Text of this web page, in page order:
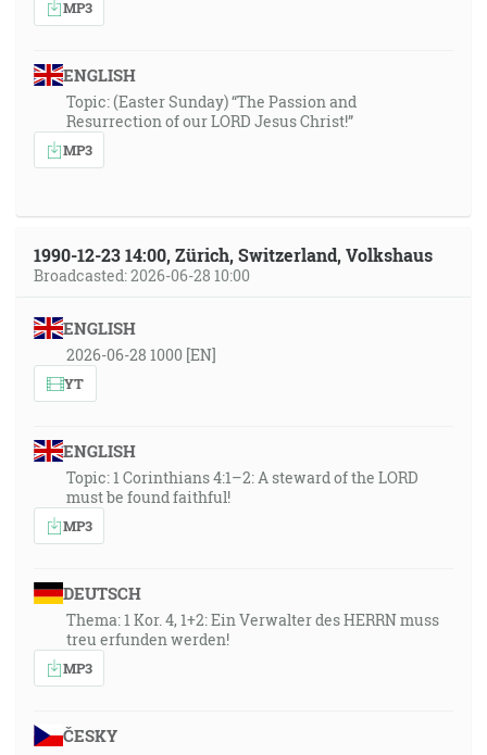
MP3
ENGLISH
Topic: (Easter Sunday) “The Passion and
Resurrection of our LORD Jesus Christ!”
MP3
1990-12-23 14:00, Zürich, Switzerland, Volkshaus
Broadcasted: 2026-06-28 10:00
ENGLISH
2026-06-28 1000 [EN]
YT
ENGLISH
Topic: 1 Corinthians 4:1–2: A steward of the LORD
must be found faithful!
MP3
DEUTSCH
Thema: 1 Kor. 4, 1+2: Ein Verwalter des HERRN muss
treu erfunden werden!
MP3
ČESKY